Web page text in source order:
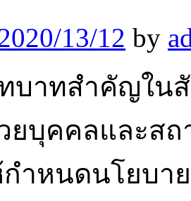
13/12 by
บาทสำคัญในสั
ยบุคคลและส
ำหนดนโยบา